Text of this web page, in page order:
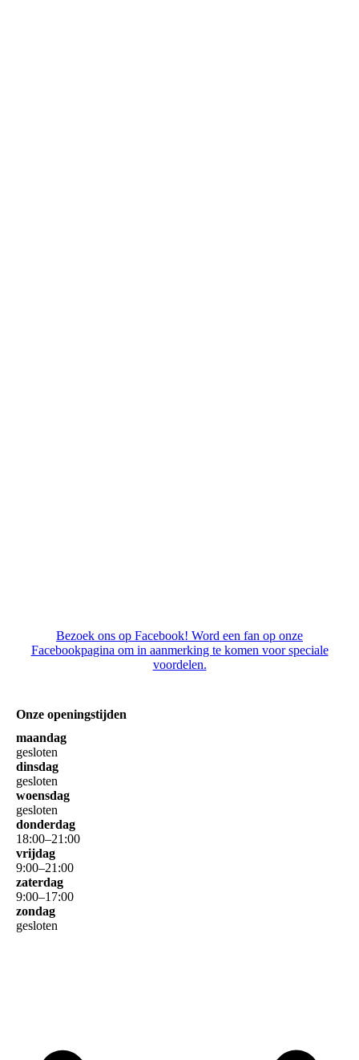
Bezoek ons op Facebook! Word een fan op onze
Facebookpagina om in aanmerking te komen voor speciale
voordelen.
Onze openingstijden
maandag
gesloten
dinsdag
gesloten
woensdag
gesloten
donderdag
18:00–21 :00
vrijdag
9:00–21 :00
zaterdag
9:00–17:00
zondag
gesloten